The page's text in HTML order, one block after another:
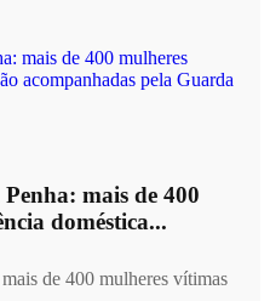
mais de 400
doméstica...
de 400 mulheres vítimas